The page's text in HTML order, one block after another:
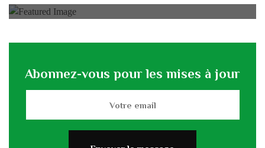
Abonnez-vous pour les mises à jour